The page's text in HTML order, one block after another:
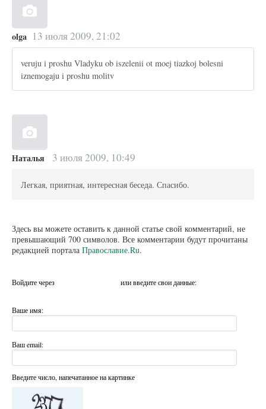
olga 13 июля 2009, 21:02
veruju i proshu Vladyku ob iszelenii ot moej tiazkoj bolesni
iznemogaju i proshu molitv
Наталья 3 июля 2009, 10:49
Легкая, приятная, интересная беседа. Спасибо.
Здесь вы можете оставить к данной статье свой комментарий, не
превышающий 700 символов. Все комментарии будут прочитаны
редакцией портала Православие.Ru.
Войдите через или введите свои данные:
Ваше имя:
Ваш email:
Введите число, напечатанное на картинке